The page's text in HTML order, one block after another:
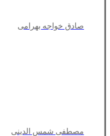
صادق خواجه بهرامی
مصطفی شمس الدینی